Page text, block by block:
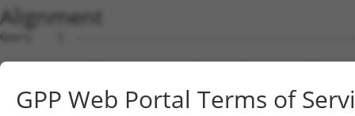
Alignment
Query    1  --------------------------------------------------------------------------  0
                                                                                      
Sbjct    1  AGCTGAGAGGGCCCGCGGGTAGGCATGGCGGCGCACCTTAAGAAGCGGGTTTATGAGGAATTCACGAAAGTGGT  74

Query    1  --------------------------------------------------------------------------  0
                                                                                      
Sbjct   75  TCAGCCACAGGAGGAAATTGCTACTAAGAAACTCCGACTAACAAAACCAAGTAAATCTGCAGCACTCCACATAG  148

Query    1  --------------------------------------------------------------------------  0
                                                                                      
Sbjct  149  ATCTGTGTAAAGCTACCTCCCCAGCAGATGCTTTGCAATACTTGCTCCAGTTTGCCAGGAAGCCTGTCGAGGCG  222

Query    1  --------------------------------------------------------------------------  0
                                                                                      
Sbjct  223  GAAAGCGTAGAGGGAGTAGTCAGGATTCTCTTGGAACATTATTACAAGGAGAATGATCCATCTGTGAGACTGAA  296

Query    1  -----------------------------------------------------------------ATGCCATCA  9
                                                                             |||||||||
Sbjct  297  AATTGCATCATTGTTGGGTTTATTATCAAAGACAGCAGGATTTTCACCAGACTGCATTATGGATGATGCCATCA  370

Query   10  ACATCCTGCAGAATGAAA--------------------------------------------------------  27
            ||||||||||||||||||                                                        
Sbjct  371  ACATCCTGCAGAATGAAAAGTCTCATCAAGTCCTAGCTCAACTGCTGGATACTTTGCTTGCAATTGGCACTAAG  444

Query   28  ---------------------------------------------------CATCTGACAGATACGTCTCATGG  50
                                                               |||||||||||||||||||||||
Sbjct  445  CTACCAGAGAATCAAGCTATCCAAATGCGATTAGTTGATGTGGCCTGCAAGCATCTGACAGATACGTCTCATGG  518

Query   51  TGTAAGAAATAAGTGCCTGCAGTTACTTGGCAATCTTGGCTCTTTGGAGAAAAGTGTCACAAAAGATGCAGAAG  124
            ||||||||||||||||||||||||||||||||||||||||||||||||||||||||||||||||||||||||||
Sbjct  519  TGTAAGAAATAAGTGCCTGCAGTTACTTGGCAATCTTGGCTCTTTGGAGAAAAGTGTCACAAAAGATGCAGAAG  592

Query  125  GCCTAGCTGCCAGAGATGTCCAGAAGATTATAGGGGATTACTTCAGTGACCAAGACCCACGTGTCAGAACAGCA  198
            ||||||||||||||||||||||||||||||||||||||||||||||||||||||||||||||||||||||||||
Sbjct  593  GCCTAGCTGCCAGAGATGTCCAGAAGATTATAGGGGATTACTTCAGTGACCAAGACCCACGTGTCAGAACAGCA  666

Query  199  GCTATAAAAGCCATGTTGCAGCTCCATGAAAGAGGACTGAAATTACACCAAACAATTTATAATCAGGCCTGTAA  272
            ||||||||||||||||||||||||||||||||||||||||||||||||||||||||||||||||||||||||||
Sbjct  667  GCTATAAAAGCCATGTTGCAGCTCCATGAAAGAGGACTGAAATTACACCAAACAATTTATAATCAGGCCTGTAA  740

Query  273  ATTACTCTCTGATGACTATGAACAAGTGCGCAGTGCTGCAGTCCAGCTTATCTGGGTCGTCAGTCAGCTCTATC  346
            ||||||||||||||||||||||||||||||||||||||||||||||||||||||||||||||||||||||||||
Sbjct  741  ATTACTCTCTGATGACTATGAACAAGTGCGCAGTGCTGCAGTCCAGCTTATCTGGGTCGTCAGTCAGCTCTATC  814

Query  347  CTGAAAGCATTGTCCCAATTCCTTCTTCTAATGAAGAAATACGCTTAGTTGATGATGCGTTTGGCAAAATTTGT  420
            ||||||||||||||||||||||||||||||||||||||||||||||||||||||||||||||||||||||||||
Sbjct  815  CTGAAAGCATTGTCCCAATTCCTTCTTCTAATGAAGAAATACGCTTAGTTGATGATGCGTTTGGCAAAATTTGT  888

Query  421  CACATGGTCAGTGATGGCTCTTGGGTGGTTCGTGTTCAGGCAGCAAAACTGTTGGGCTCTATGGAGCAAGTCAG  494
            ||||||||||||||||||||||||||||||||||||||||||||||||||||||||||||||||||||||||||
Sbjct  889  CACATGGTCAGTGATGGCTCTTGGGTGGTTCGTGTTCAGGCAGCAAAACTGTTGGGCTCTATGGAGCAAGTCAG  962

Query  495  TTCTCATTTCTTGGAGCAGACCCTTGACAAGAAGCTGATGTCAGATCTGAGGAGGAAACGTACTGCACATGAGC  568
            ||||||||||||||||||||||||||||||||||||||||||||||||||||||||||||||||||||||||||
Sbjct  963  TTCTCATTTCTTGGAGCAGACCCTTGACAAGAAGCTGATGTCAGATCTGAGGAGGAAACGTACTGCACATGAGC  1036

Query  569  GTGCCAAGGAACTTTACAGTTCGGGGGAGTTTTCCAGTGGCAGAAAGTGGGGAGATGATGCTCCCAAGGAAGAA  642
            ||||||||||||||||||||||||||||||||||||||||||||||||||||||||||||||||||||||||||
Sbjct 1037  GTGCCAAGGAACTTTACAGTTCGGGGGAGTTTTCCAGTGGCAGAAAGTGGGGAGATGATGCTCCCAAGGAAGAA  1110

Query  643  GTAGATACCGGGGCTGTGAACTTGATTGAGTCAGGAGCTTGTGGAGCTTTTGTTCATGGGTTGGAAGATGAGAT  716
            ||||||||||||||||||||||||||||||||||||||||||||||||||||||||||||||||||||||||||
Sbjct 1111  GTAGATACCGGGGCTGTGAACTTGATTGAGTCAGGAGCTTGTGGAGCTTTTGTTCATGGGTTGGAAGATGAGAT  1184

Query  717  GTATGAGGTTCGTATTGCTGCTGTGGAGGCCCTCTGCATGTTGGCCCAGTCTTCACCCTCTTTTGCTGAGAAGT  790
            ||||||||||||||||||||||||||||||||||||||||||||||||||||||||||||||||||||||||||
Sbjct 1185  GTATGAGGTTCGTATTGCTGCTGTGGAGGCCCTCTGCATGTTGGCCCAGTCTTCACCCTCTTTTGCTGAGAAGT  1258

Query  791  GCCTTGATTTCCTAGTTGACATGTTCAACGATGAAATTGAGGAAGTACGTCTGCAGTCTATACATACCATGAGA  864
            ||||||||||||||||||||||||||||||||||||||||||||||||||||||||||||||||||||||||||
Sbjct 1259  GCCTTGATTTCCTAGTTGACATGTTCAACGATGAAATTGAGGAAGTACGTCTGCAGTCTATACATACCATGAGA  1332

Query  865  AAAATCTCTAACAACATCACCCTCCGAGAAGATCAGCTTGACACTGTCCTGGCTGTGCTAGAGGATTCATCCAG  938
            ||||||||||||||||||||||||||||||||||||||||||||||||||||||||||||||||||||||||||
Sbjct 1333  AAAATCTCTAACAACATCACCCTCCGAGAAGATCAGCTTGACACTGTCCTGGCTGTGCTAGAGGATTCATCCAG  1406

Query  939  AGATATTCGAGAGGCTCTTCATGAACTCTTATGCTGTACTAATGTTTCAACCAAAGAAGGGATTCATCTTGCAT  1012
            ||||||||||||||||||||||||||||||||||||||||||||||||||||||||||||||||||||||||||
Sbjct 1407  AGATATTCGAGAGGCTCTTCATGAACTCTTATGCTGTACTAATGTTTCAACCAAAGAAGGGATTCATCTTGCAT  1480

Query 1013  TGGTGGAGCTGCTGAAAAATTTAACCAAGTACCCTACTGATAGGGACTCCATATGGAAGTGCTTGAAGTTTCTG  1086
            ||||||||||||||||||||||||||||||||||||||||||||||||||||||||||||||||||||||||||
Sbjct 1481  TGGTGGAGCTGCTGAAAAATTTAACCAAGTACCCTACTGATAGGGACTCCATATGGAAGTGCTTGAAGTTTCTG  1554

Query 1087  GGAAGTCGGCATCCAACCCTGGTGCTTCCCTTGGTGCCAGAGCTTCTGAGCACCCACCCATTTTTTGACACAGC  1160
            ||||||||||||||||||||||||||||||||||||||||||||||||||||||||||||||||||||||||||
Sbjct 1555  GGAAGTCGGCATCCAACCCTGGTGCTTCCCTTGGTGCCAGAGCTTCTGAGCACCCACCCATTTTTTGACACAGC
GPP Web Portal Terms of